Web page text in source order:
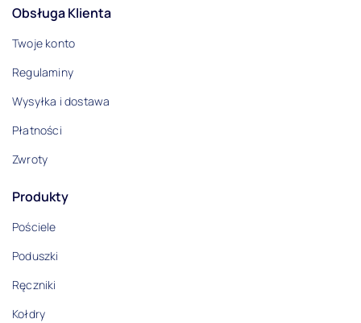
Obsługa Klienta
Twoje konto
Regulaminy
Wysyłka i dostawa
Płatności
Zwroty
Produkty
Pościele
Poduszki
Ręczniki
Kołdry